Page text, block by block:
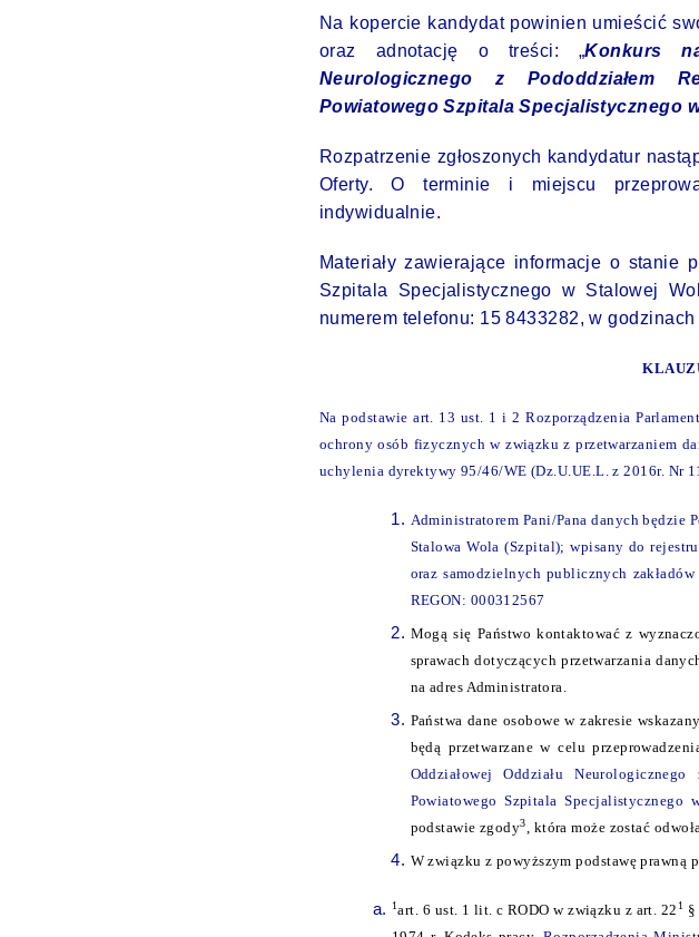
Na kopercie kandydat powinien umieścić
oraz adnotację o treści: „Konkurs
Neurologicznego z Pododdziałem
Powiatowego Szpitala Specjalistycznego
Rozpatrzenie zgłoszonych kandydatur
Oferty. O terminie i miejscu
indywidualnie.
Materiały zawierające informacje o stanie
Szpitala Specjalistycznego w Stalowej
numerem telefonu: 15 8433282, w
Na podstawie art. 13 ust. 1 i 2 Rozporządzenia
ochrony osób fizycznych w związku z przetwarzaniem
uchylenia dyrektywy 95/46/WE (Dz.U.UE.L. z 2016r. Nr
Administratorem Pani/Pana danych będzie
Stalowa Wola (Szpital); wpisany do
oraz samodzielnych publicznych
REGON: 000312567
Mogą się Państwo kontaktować z
sprawach dotyczących przetwarzania
na adres Administratora.
Państwa dane osobowe w zakresie
będą przetwarzane w celu
Oddziałowej Oddziału
Powiatowego Szpitala
podstawie zgody3, która może zostać
W związku z powyższym podstawę prawną
1art. 6 ust. 1 lit. c RODO w związku z art. 22 1